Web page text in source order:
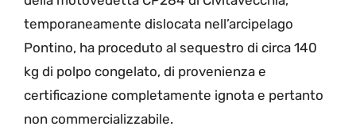
temporaneamente dislocata nell’arcipelago
Pontino, ha proceduto al sequestro di circa 140
kg di polpo congelato, di provenienza e
certificazione completamente ignota e pertanto
non commercializzabile.